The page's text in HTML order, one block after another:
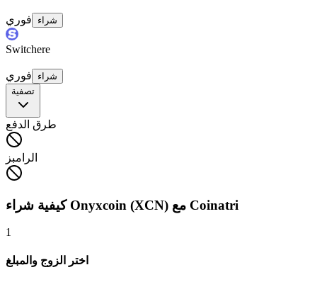
فوري شراء
Switchere
فوري
شراء
تصفية
طرق الدفع
الرامبز
كيفية شراء Onyxcoin (XCN) مع Coinatri
1
اختر الزوج والمبلغ